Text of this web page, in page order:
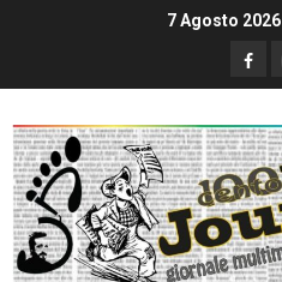
7 Agosto 2026